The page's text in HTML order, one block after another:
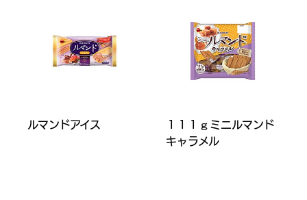
ルマンドアイス
１１１ｇミニルマンド
キャラメル